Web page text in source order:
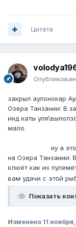
Цитата
закрыл аулонокар
Озера Танзании: В
инд каты
ну а это
на Озера Танзании:
клюёт как
вам удачи с этой
Показать
Изменено 11